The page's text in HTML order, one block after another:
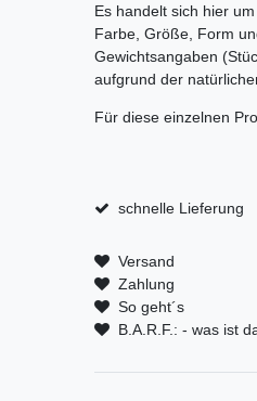
Es handelt sich hier
Farbe, Größe, Form
Gewichtsangaben
aufgrund der
Für diese einzelnen
schnelle Lieferung
Versand
Zahlung
So geht´s
B.A.R.F.: - was ist